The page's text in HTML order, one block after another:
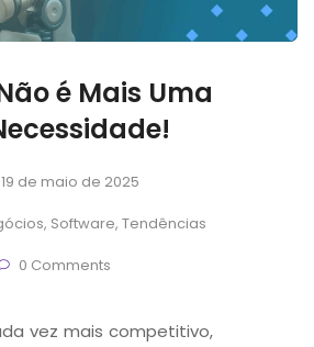
é Mais Uma
19 de maio de 2025
, Software, Tendências
0 Comments
vez mais competitivo,